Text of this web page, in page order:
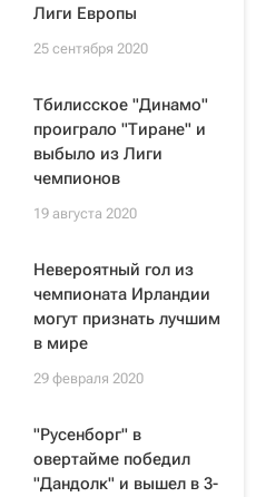
Лиги Европы
25 сентября 2020
Тбилисское "Динамо"
проиграло "Тиране" и
выбыло из Лиги
чемпионов
19 августа 2020
Невероятный гол из
чемпионата Ирландии
могут признать лучшим
в мире
29 февраля 2020
"Русенборг" в
овертайме победил
"Дандолк" и вышел в 3-